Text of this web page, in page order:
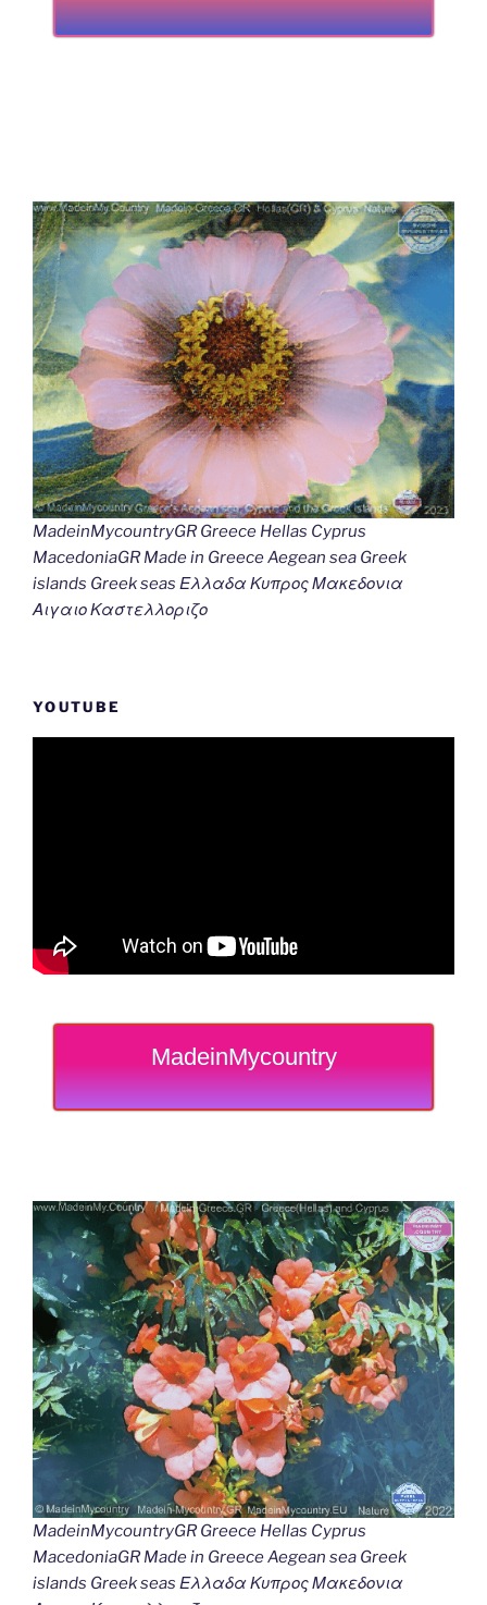
MadeinMycountryGR Greece Hellas Cyprus
MacedoniaGR Made in Greece Aegean sea Greek
islands Greek seas Ελλαδα Κυπρος Μακεδονια
Αιγαιο Καστελλοριζο
YOUTUBE
MadeinMycountry
MadeinMycountryGR Greece Hellas Cyprus
MacedoniaGR Made in Greece Aegean sea Greek
islands Greek seas Ελλαδα Κυπρος Μακεδονια